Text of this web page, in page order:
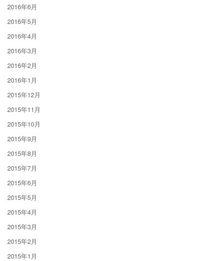
2016年6月
2016年5月
2016年4月
2016年3月
2016年2月
2016年1月
2015年12月
2015年11月
2015年10月
2015年9月
2015年8月
2015年7月
2015年6月
2015年5月
2015年4月
2015年3月
2015年2月
2015年1月